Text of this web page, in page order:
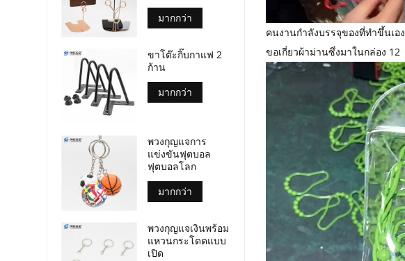
คนงานกำลังบรรจุของที่ทำขึ้นเอง
ขอเกี่ยวผ้าม่านซึ่งมาในกล่อง 12
มากกว่า
ขาโต๊ะกิ๊บกาแฟ 2
ก้าน
มากกว่า
พวงกุญแจการ
แข่งขันฟุตบอล
ฟุตบอลโลก
มากกว่า
พวงกุญแจเงินพร้อม
แหวนกระโดดแบบ
เปิด